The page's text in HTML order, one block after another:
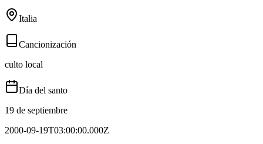
Italia
Cancionización
culto local
Día del santo
19 de septiembre
2000-09-19T03:00:00.000Z